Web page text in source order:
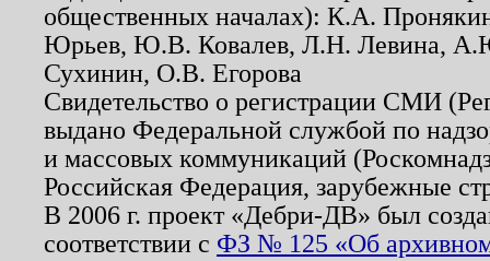
общественных началах): К.А.
Юрьев, Ю.В. Ковалев, Л.Н. Левина,
Сухинин, О.В. Егорова
Свидетельство о регистрации СМИ
выдано Федеральной службой по
и массовых коммуникаций
Российская Федерация, зарубежные
В 2006 г. проект «Дебри-ДВ» был
соответствии с ФЗ № 125 «Об